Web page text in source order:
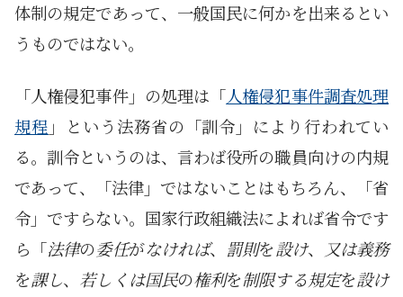
体制の規定であって、一般国民に何かを出来るとい
うものではない。
「人権侵犯事件」の処理は「人権侵犯事件調査処理
規程 」という法務省の「訓令」により行われてい
る。訓令というのは、言わば役所の職員向けの内規
であって、「法律」ではないことはもちろん、「省
令」ですらない。国家行政組織法によれば省令です
ら「法律の委任がなければ、 罰則を設け、
又は義務
を課し、 若しくは国民の権利を制限する規定を設け